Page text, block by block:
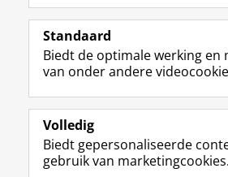
Volg de RUG
F
a
e
b
o
p
a
L
i
k
e
I
-
p
Studiekiezers
Alumni
Over ons
Standaard
Biedt de optimale werking en
van onder andere
Volledig
Biedt gepersonaliseerde
gebruik van marketingcookies.